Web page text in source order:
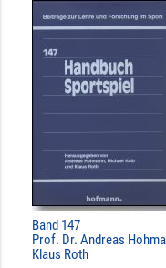
Band 147
Prof. Dr. Andreas
Klaus Roth